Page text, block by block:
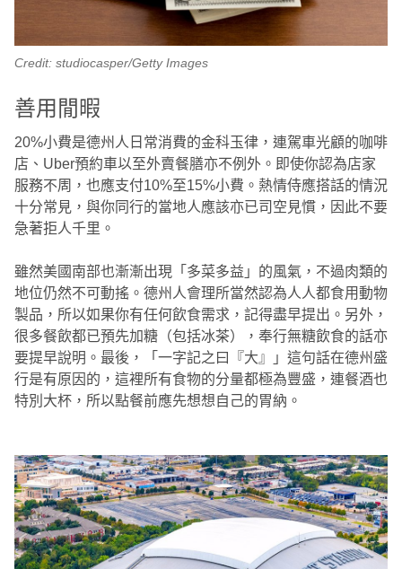
Credit: studiocasper/Getty Images
善用閒暇
20%小費是德州人日常消費的金科玉律，連駕車光顧的咖啡
店、Uber預約車以至外賣餐膳亦不例外。即使你認為店家
服務不周，也應支付10%至15%小費。熱情侍應搭話的情況
十分常見，與你同行的當地人應該亦已司空見慣，因此不要
急著拒人千里。
雖然美國南部也漸漸出現「多菜多益」的風氣，不過肉類的
地位仍然不可動搖。德州人會理所當然認為人人都食用動物
製品，所以如果你有任何飲食需求，記得盡早提出。另外，
很多餐飲都已預先加糖（包括冰茶），奉行無糖飲食的話亦
要提早說明。最後，「一字記之曰『大』」這句話在德州盛
行是有原因的，這裡所有食物的分量都極為豐盛，連餐酒也
特別大杯，所以點餐前應先想想自己的胃納。